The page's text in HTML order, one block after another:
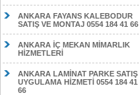
ANKARA FAYANS KALEBODUR
SATIŞ VE MONTAJ 0554 184 41 66
ANKARA İÇ MEKAN MİMARLIK
HİZMETLERİ
ANKARA LAMİNAT PARKE SATIŞ
UYGULAMA HİZMETİ 0554 184 41
66